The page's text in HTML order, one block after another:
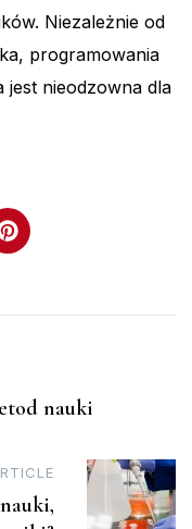
Niezależnie od
programowania
nieodzowna dla
nauki